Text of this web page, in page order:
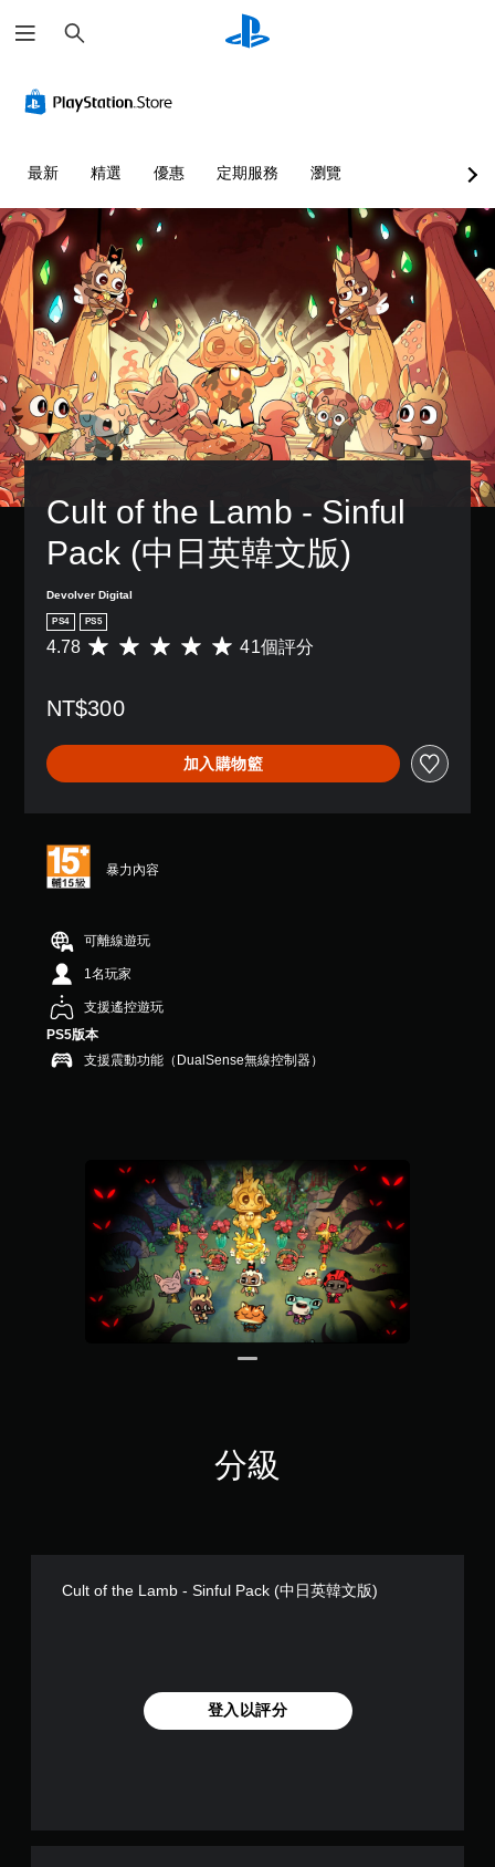
尋
最新 精選 優惠 定期服務 瀏覽
Cult of the Lamb - Sinful
Pack (中日英韓文版)
Devolver Digital
PS4 PS5
平
分
4
.
星
滿
顆
星
）
，
共
1
4.78 41個評分
NT$300
加入購物籃
暴力內容
可離線遊玩
1名玩家
支援遙控遊玩
PS5版本
支援震動功能（DualSense無線控制器）
分級
Cult of the Lamb - Sinful Pack (中日英韓文版)
登入以評分